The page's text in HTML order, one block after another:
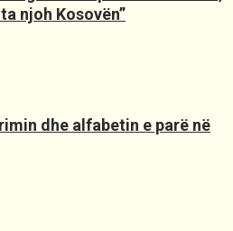
njoh Kosovën”
dhe alfabetin e parë në